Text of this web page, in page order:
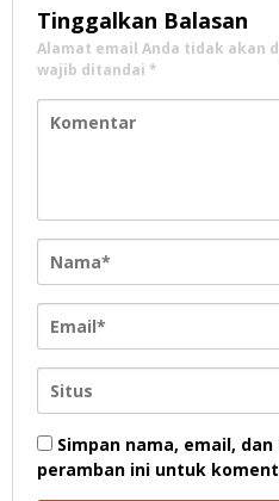
Tinggalkan Balasan
Alamat email Anda tidak akan
wajib ditandai *
Simpan nama, email,
peramban ini untuk